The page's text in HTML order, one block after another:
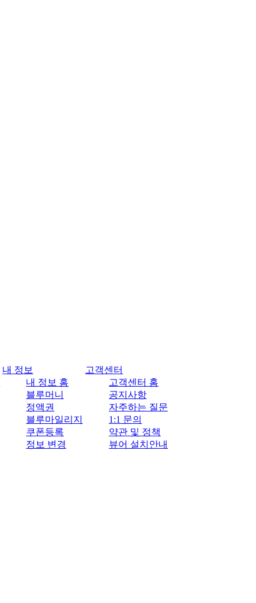
내 정보
내 정보 홈
블루머니
정액권
블루마일리지
쿠폰등록
정보 변경
고객센터
고객센터 홈
공지사항
자주하는 질문
1:1 문의
약관 및 정책
뷰어 설치안내